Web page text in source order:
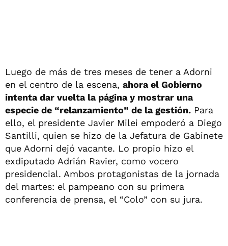
Luego de más de tres meses de tener a Adorni
en el centro de la escena, ahora el Gobierno
intenta dar vuelta la página y mostrar una
especie de “relanzamiento” de la gestión. Para
ello, el presidente Javier Milei empoderó a Diego
Santilli, quien se hizo de la Jefatura de Gabinete
que Adorni dejó vacante. Lo propio hizo el
exdiputado Adrián Ravier, como vocero
presidencial. Ambos protagonistas de la jornada
del martes: el pampeano con su primera
conferencia de prensa, el “Colo” con su jura.